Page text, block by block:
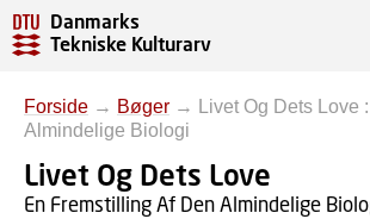
Danmarks
Tekniske Kulturarv
Forside → Bøger →
Livet Og Dets
Almindelige Biologi
Livet Og Dets Love
En Fremstilling Af Den Almindelige